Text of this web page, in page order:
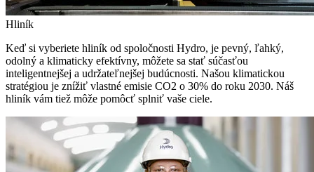
Hliník
Keď si vyberiete hliník od spoločnosti Hydro, je pevný, ľahký,
odolný a klimaticky efektívny, môžete sa stať súčasťou
inteligentnejšej a udržateľnejšej budúcnosti. Našou klimatickou
stratégiou je znížiť vlastné emisie CO2 o 30% do roku 2030. Náš
hliník vám tiež môže pomôcť splniť vaše ciele.